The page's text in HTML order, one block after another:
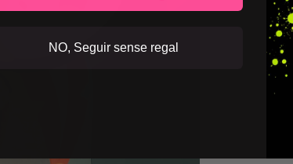
NO, Seguir sense regal